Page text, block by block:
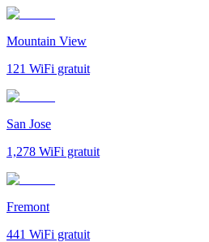
Mountain View
121 WiFi gratuit
San Jose
1,278 WiFi gratuit
Fremont
441 WiFi gratuit